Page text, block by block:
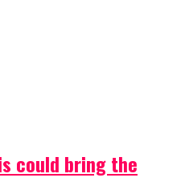
could bring the